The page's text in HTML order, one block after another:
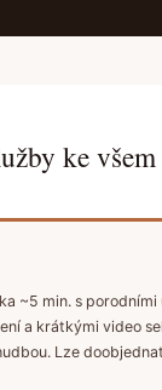
ke
~5 min. s
a krátkými video
Lze